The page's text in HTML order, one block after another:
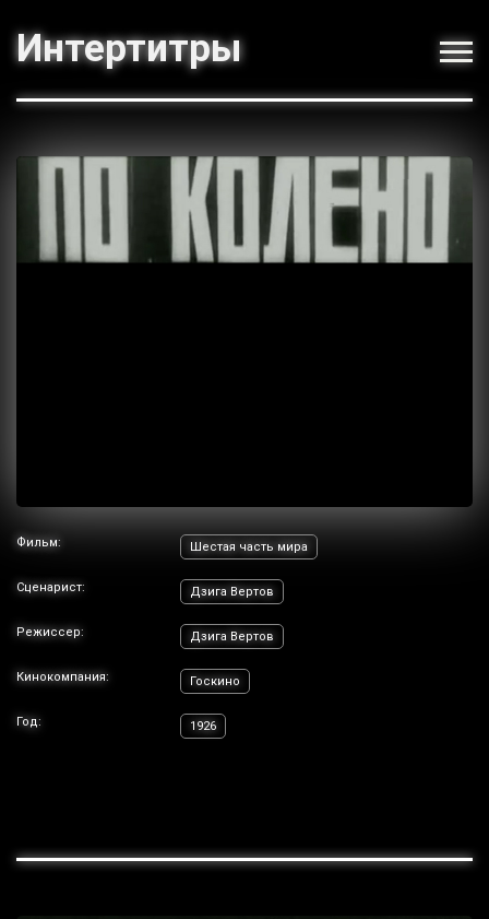
Интертитры
Фильм: Шестая часть мира
Сценарист: Дзига Вертов
Режиссер: Дзига Вертов
Кинокомпания: Госкино
Год: 1926